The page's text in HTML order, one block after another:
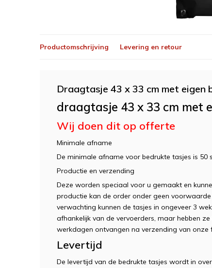
Productomschrijving Levering en retour
Draagtasje 43 x 33 cm met eigen
draagtasje 43 x 33 cm met
Wij doen dit op offerte
Minimale afname
De minimale afname voor bedrukte tasjes is 50
Productie en verzending
Deze worden speciaal voor u gemaakt en
productie kan de order onder geen
verwachting kunnen de tasjes in ongeveer 3
afhankelijk van de vervoerders, maar hebben
werkdagen ontvangen na verzending van onze
Levertijd
De levertijd van de bedrukte tasjes wordt in